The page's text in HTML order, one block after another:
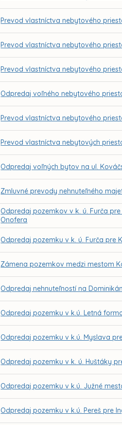
Prevod vlastníctva nebytového
Prevod vlastníctva nebytového
Prevod vlastníctva nebytového
Odpredaj voľného nebytového
Prevod vlastníctva nebytového
Prevod vlastníctva nebytových
Odpredaj voľných bytov na ul.
Zmluvné prevody nehnuteľného
Odpredaj pozemkov v k. ú. Furča
Onofera
Odpredaj pozemku v k. ú. Furča pre
Zámena pozemkov medzi mestom
Odpredaj nehnuteľností na
Odpredaj pozemku v k.ú. Letná
Odpredaj pozemku v k.ú. Myslava
Odpredaj pozemku v k. ú. Huštáky
Odpredaj pozemku v k.ú. Južné
Odpredaj pozemku v k.ú. Pereš pre